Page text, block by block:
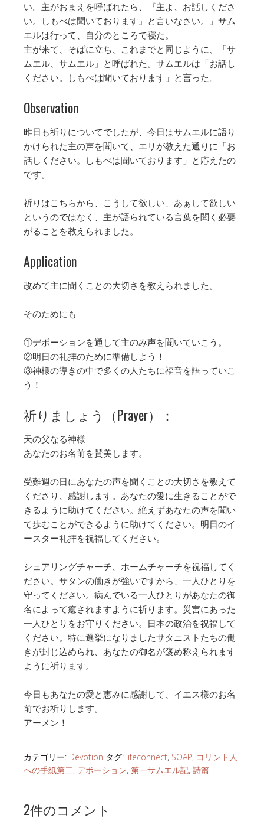
い。主がおまえを呼ばれたら、『主よ、お話しくださ
い。しもべは聞いております』と言いなさい。」サム
エルは行って、自分のところで寝た。
主が来て、そばに立ち、これまでと同じように、「サ
ムエル、サムエル」と呼ばれた。サムエルは「お話し
ください。しもべは聞いております」と言った。
Observation
昨日も祈りについてでしたが、今日はサムエルに語り
かけられた主の声を聞いて、エリが教えた通りに「お
話しください。しもべは聞いております」と応えたの
です。
祈りはこちらから、こうして欲しい、あぁして欲しい
というのではなく、主が語られている言葉を聞く必要
がることを教えられました。
Application
改めて主に聞くことの大切さを教えられました。
そのためにも
①デボーションを通して主のみ声を聞いていこう。
②明日の礼拝のために準備しよう！
③神様の導きの中で多くの人たちに福音を語っていこ
う！
祈りましょう（Prayer）：
天の父なる神様
あなたのお名前を賛美します。
受難週の日にあなたの声を聞くことの大切さを教えて
くださり、感謝します。あなたの愛に生きることがで
きるように助けてください。絶えずあなたの声を聞い
て歩むことができるように助けてください。明日のイ
ースター礼拝を祝福してください。
シェアリングチャーチ、ホームチャーチを祝福してく
ださい。サタンの働きが強いですから、一人ひとりを
守ってください。病んでいる一人ひとりがあなたの御
名によって癒されますように祈ります。災害にあった
一人ひとりをお守りください。日本の政治を祝福して
ください。特に選挙になりましたサタニストたちの働
きが封じ込められ、あなたの御名が褒め称えられます
ように祈ります。
今日もあなたの愛と恵みに感謝して、イエス様のお名
前でお祈りします。
アーメン！
カテゴリー: Devotion タグ: lifeconnect, SOAP, コリント人
への手紙第二, デボーション, 第一サムエル記, 詩篇
2件のコメント